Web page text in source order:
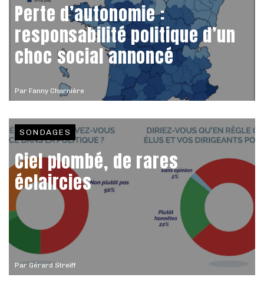
Par Fanny Charnière
Perte d’autonomie :
responsabilité politique d’un
choc social annoncé
Par Gérard Streiff
SONDAGES
Ciel plombé, de rares
éclaircies